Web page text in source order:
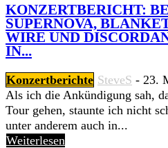
KONZERTBERICHT:
SUPERNOVA,
WIRE UND
IN...
Konzertberichte SteveS - 23.
Als ich die Ankündigung sah,
Tour gehen, staunte ich nicht
unter anderem auch in...
Weiterlesen